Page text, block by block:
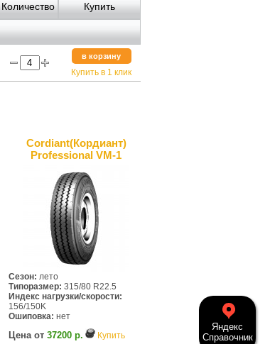
Количество Купить
в корзину
Купить в 1 клик
Cordiant(Кордиант)
Professional VM-1
Сезон: лето
Типоразмер: 315/80 R22.5
Индекс нагрузки/скорости:
156/150K
Ошиповка: нет
Цена от 37200 р. Купить
Яндекс
Справочник